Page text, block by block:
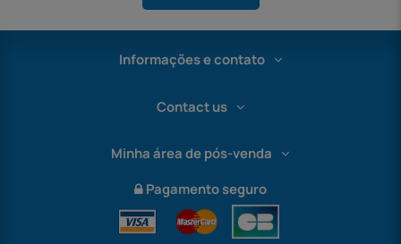
Informações e contato
Contact us
Minha área de pós-venda
Pagamento seguro